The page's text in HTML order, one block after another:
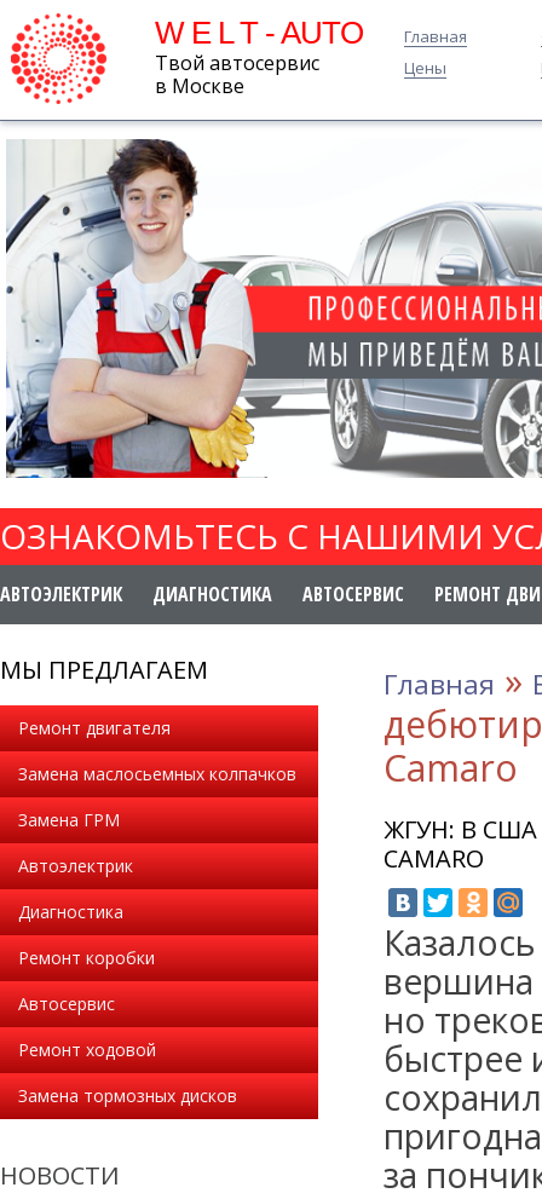
W E L T - AUTO
Твой автосервис
в Москве
Главная
Цены
ОЗНАКОМЬТЕСЬ С НАШИМИ
АВТОЭЛЕКТРИК ДИАГНОСТИКА АВТОСЕРВИС РЕМОНТ
МЫ ПРЕДЛАГАЕМ
Ремонт двигателя
Замена маслосьемных колпачков
Замена ГРМ
Автоэлектрик
Диагностика
Ремонт коробки
Автосервис
Ремонт ходовой
Замена тормозных дисков
НОВОСТИ
Главная »
Camaro
ЖГУН: В США
CAMARO
вершина
но
быстрее
за